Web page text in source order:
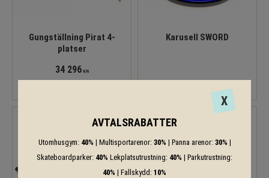
Gungställning Pirat 4-
platser
34 296KR
Karusell SWORD
X
AVTALSRABATTER
Utomhusgym: 40% | Multisportarenor: 30% | Panna arenor: 30% |
Skateboardparker: 40% Lekplatsutrustning: 40% | Parkutrustning:
40% | Fallskydd: 10%